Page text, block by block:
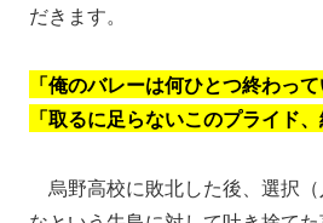
だきます。
「俺のバレーは何ひとつ終わって
「取るに足らないこのプライド
烏野高校に敗北した後、選択